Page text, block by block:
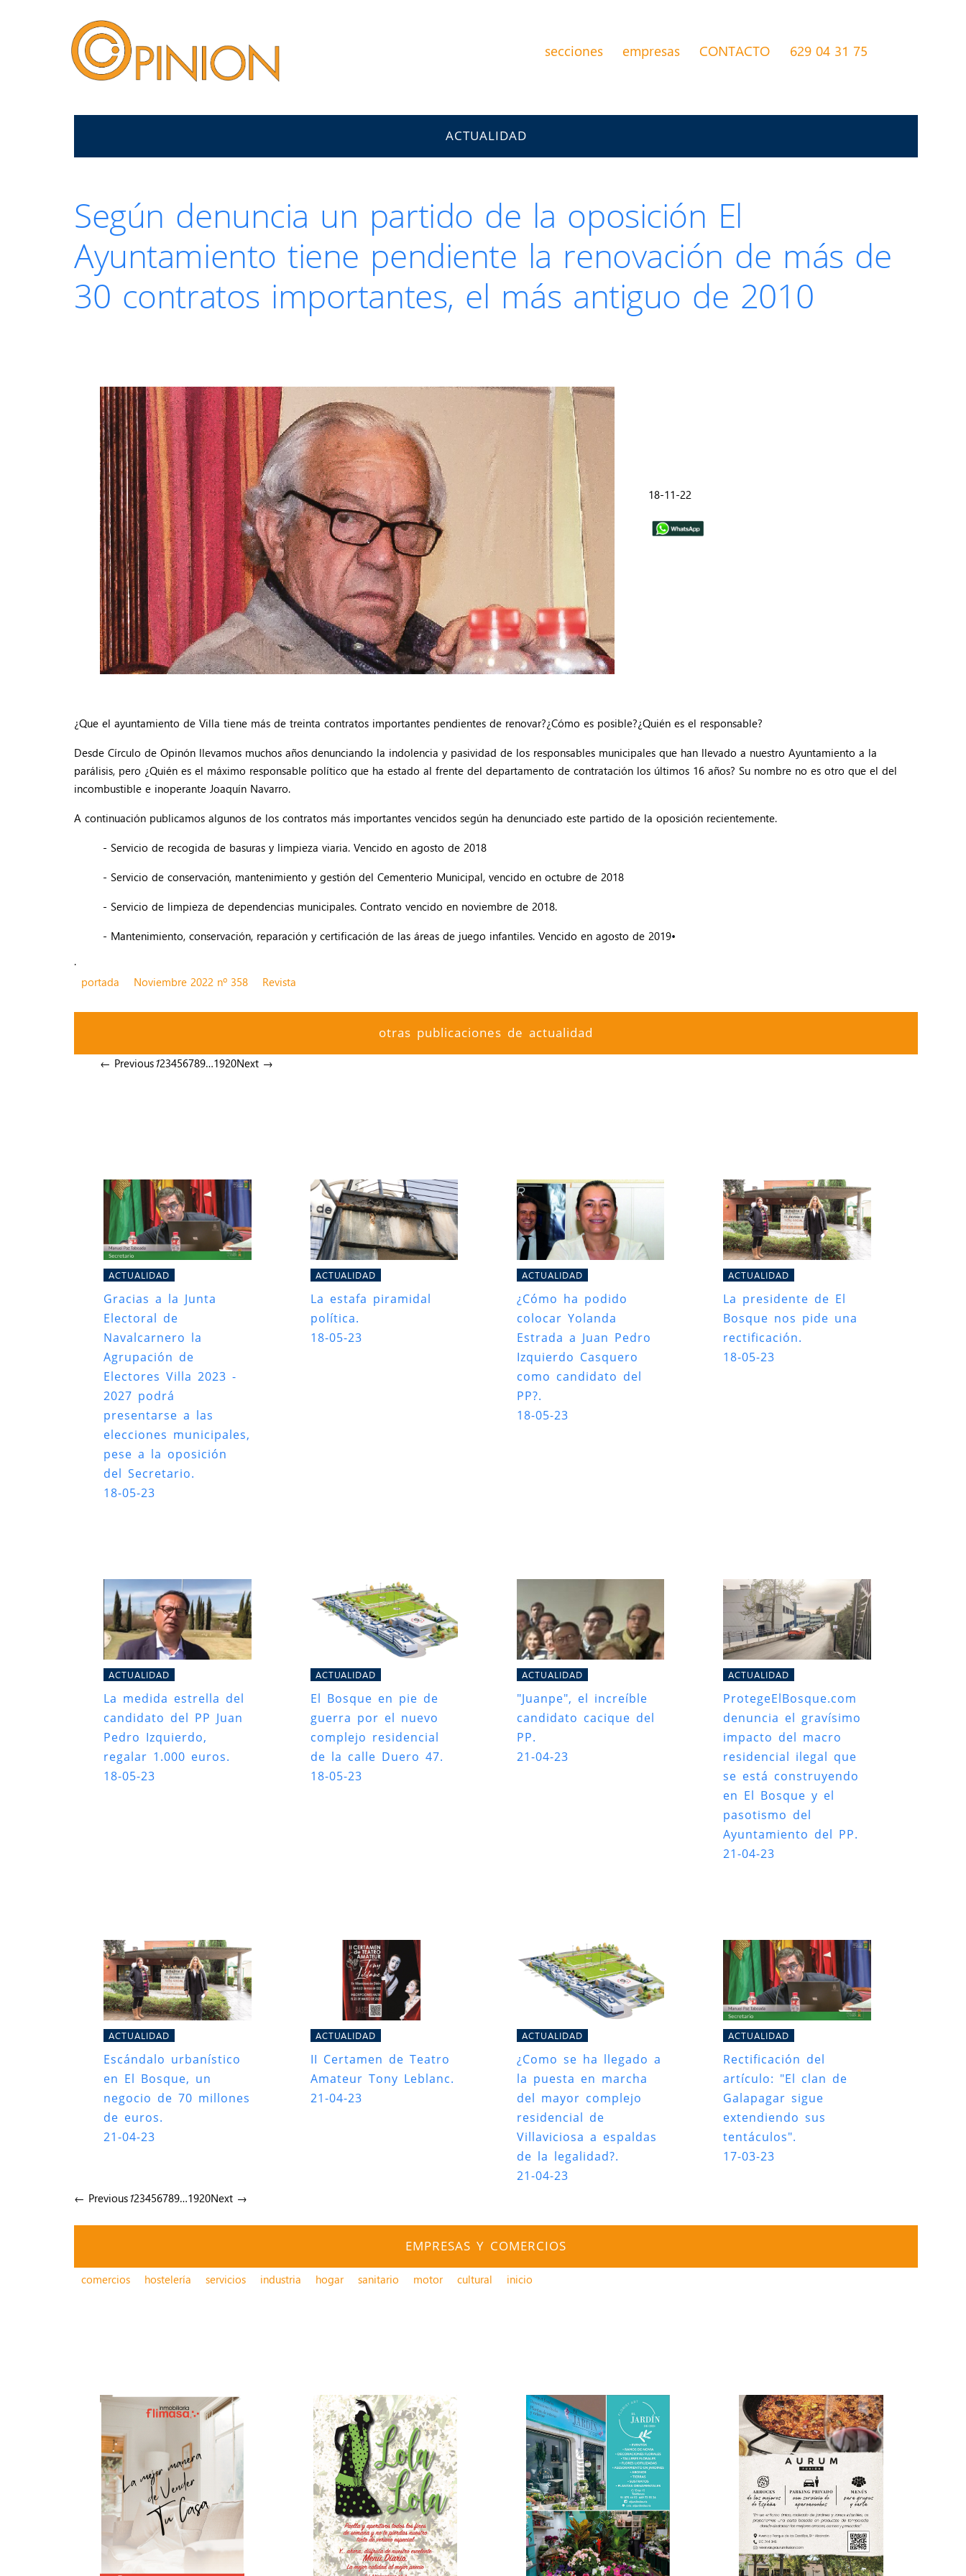
secciones empresas CONTACTO 629 04 31 75
ACTUALIDAD
Según denuncia un partido de la oposición El
Ayuntamiento tiene pendiente la renovación de más de
30 contratos importantes, el más antiguo de 2010
18-11-22
¿Que el ayuntamiento de Villa tiene más de treinta contratos importantes pendientes de renovar?¿Cómo es posible?¿Quién es el responsable?
Desde Círculo de Opinón llevamos muchos años denunciando la indolencia y pasividad de los responsables municipales que han llevado a nuestro Ayuntamiento a la
parálisis, pero ¿Quién es el máximo responsable político que ha estado al frente del departamento de contratación los últimos 16 años? Su nombre no es otro que el del
incombustible e inoperante Joaquín Navarro.
A continuación publicamos algunos de los contratos más importantes vencidos según ha denunciado este partido de la oposición recientemente.
- Servicio de recogida de basuras y limpieza viaria. Vencido en agosto de 2018
- Servicio de conservación, mantenimiento y gestión del Cementerio Municipal, vencido en octubre de 2018
- Servicio de limpieza de dependencias municipales. Contrato vencido en noviembre de 2018.
- Mantenimiento, conservación, reparación y certificación de las áreas de juego infantiles. Vencido en agosto de 2019•
.
portada
Noviembre 2022 nº 358 Revista
otras publicaciones de actualidad
← Previous123456789…1920Next →
ACTUALIDAD
Gracias a la Junta
Electoral de
Navalcarnero la
Agrupación de
Electores Villa 2023 -
2027 podrá
presentarse a las
elecciones municipales,
pese a la oposición
del Secretario.
18-05-23
ACTUALIDAD
La estafa piramidal
política.
18-05-23
ACTUALIDAD
¿Cómo ha podido
colocar Yolanda
Estrada a Juan Pedro
Izquierdo Casquero
como candidato del
PP?.
18-05-23
ACTUALIDAD
La presidente de El
Bosque nos pide una
rectificación.
18-05-23
ACTUALIDAD
La medida estrella del
candidato del PP Juan
Pedro Izquierdo,
regalar 1.000 euros.
18-05-23
ACTUALIDAD
El Bosque en pie de
guerra por el nuevo
complejo residencial
de la calle Duero 47.
18-05-23
ACTUALIDAD
"Juanpe", el increíble
candidato cacique del
PP.
21-04-23
ACTUALIDAD
ProtegeElBosque.com
denuncia el gravísimo
impacto del macro
residencial ilegal que
se está construyendo
en El Bosque y el
pasotismo del
Ayuntamiento del PP.
21-04-23
ACTUALIDAD
Escándalo urbanístico
en El Bosque, un
negocio de 70 millones
de euros.
21-04-23
ACTUALIDAD
II Certamen de Teatro
Amateur Tony Leblanc.
21-04-23
ACTUALIDAD
¿Como se ha llegado a
la puesta en marcha
del mayor complejo
residencial de
Villaviciosa a espaldas
de la legalidad?.
21-04-23
ACTUALIDAD
Rectificación del
artículo: "El clan de
Galapagar sigue
extendiendo sus
tentáculos".
17-03-23
← Previous123456789…1920Next →
EMPRESAS Y COMERCIOS
comercios hostelería servicios industria hogar sanitario motor cultural inicio